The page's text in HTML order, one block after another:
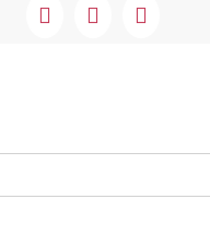
Facebook
X LinkedIn